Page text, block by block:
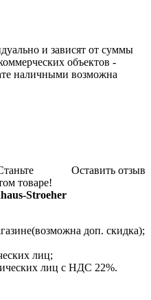
и зависят от суммы
объектов -
наличными возможна
Оставить отзыв
товаре!
Stroeher
доп. скидка);
лиц;
лиц с НДС 22%.